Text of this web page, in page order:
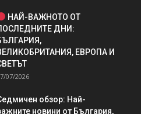
НАЙ-ВАЖНОТО ОТ
ДНИ:
ЕВРОПА И
07/2026
обзор: Най-
новини от България,